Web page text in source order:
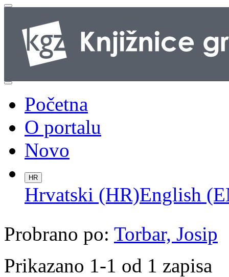
Početna
O portalu
Novo
HR
Hrvatski (HR)English
Probrano po: Torbar, Josip
Prikazano 1-1 od 1 zapisa